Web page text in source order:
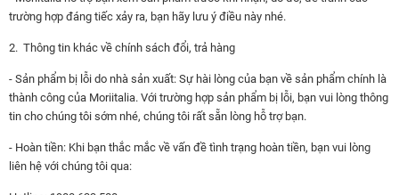
trường hợp đáng tiếc xảy ra, bạn hãy lưu ý điều này nhé.
2. Thông tin khác về chính sách đổi, trả hàng
- Sản phẩm bị lỗi do nhà sản xuất: Sự hài lòng của bạn về sản phẩm chính là
thành công của Moriitalia. Với trường hợp sản phẩm bị lỗi, bạn vui lòng thông
tin cho chúng tôi sớm nhé, chúng tôi rất sẵn lòng hỗ trợ bạn.
- Hoàn tiền: Khi bạn thắc mắc về vấn đề tình trạng hoàn tiền, bạn vui lòng
liên hệ với chúng tôi qua: